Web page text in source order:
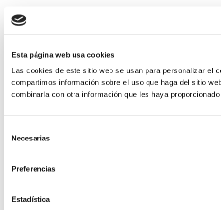
Esta página web usa cookies
Las cookies de este sitio web se usan para personalizar el
compartimos información sobre el uso que haga del sitio
combinarla con otra información que les haya
Necesarias
Preferencias
Estadística